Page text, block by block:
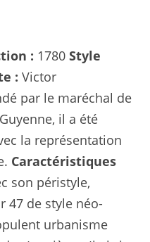
: 1780 Style
: Victor
par le maréchal de
il a été
la représentation
Caractéristiques
son péristyle,
47 de style néo-
urbanisme